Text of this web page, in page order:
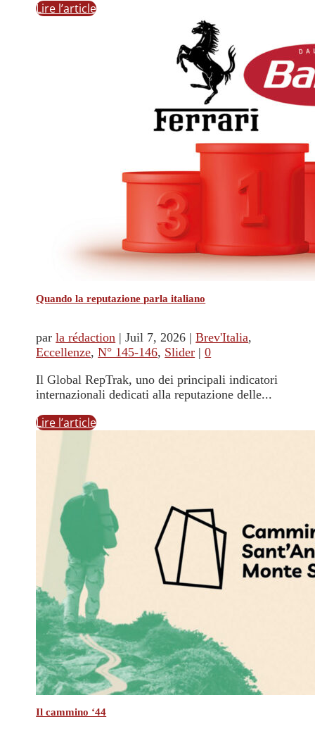
Lire l’article
Quando la reputazione parla italiano
parla rédaction |Juil 7, 2026 |Brev'Italia,
Eccellenze,N° 145-146, Slider |0
Il Global RepTrak, uno dei principali indicatori
internazionali dedicati alla reputazione delle...
Lire l’article
Il cammino ‘44